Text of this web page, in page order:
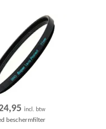
incl. btw
beschermfilter